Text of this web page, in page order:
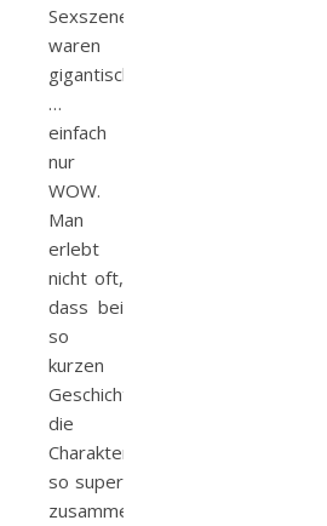
Sexszenen
waren
gigantisch
…
einfach
nur
WOW.
Man
erlebt
nicht oft,
dass bei
so
kurzen
Geschichten
die
Charaktere
so super
zusammenpassen